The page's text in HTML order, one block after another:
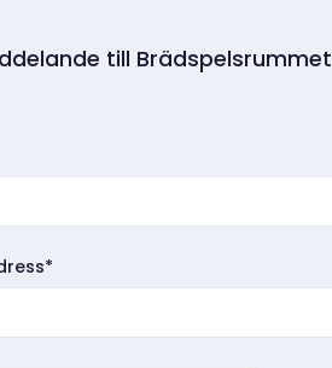
till Brädspelsrummet